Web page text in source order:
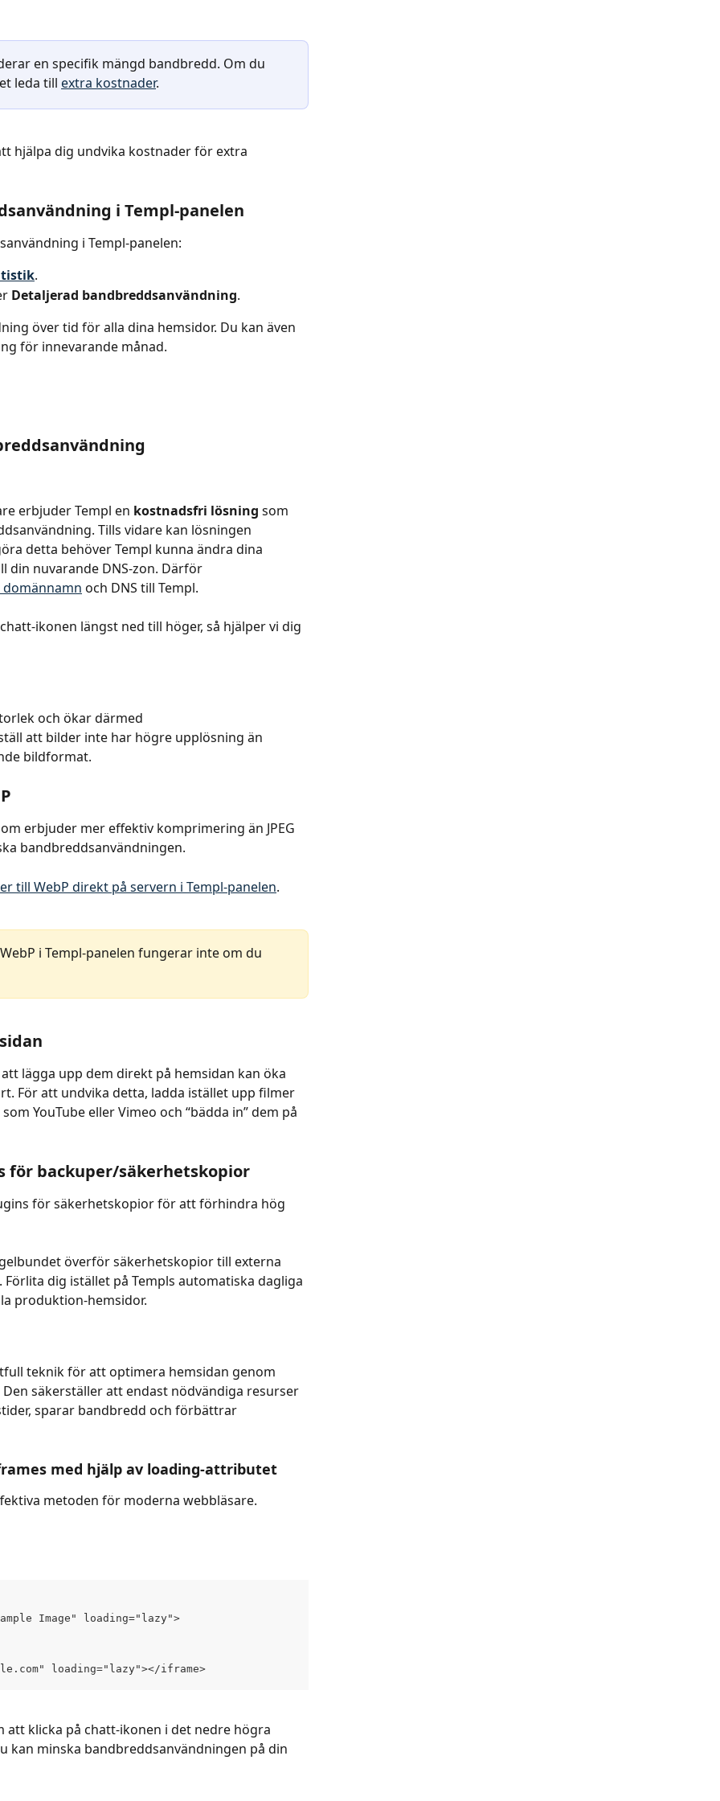
en specifik mängd bandbredd. Om du
leda till extra kostnader.
hjälpa dig undvika kostnader för extra
i Templ-panelen
i Templ-panelen:
.
Detaljerad bandbreddsanvändning.
över tid för alla dina hemsidor. Du kan även
för innevarande månad.
erbjuder Templ en kostnadsfri lösning som
Tills vidare kan lösningen
detta behöver Templ kunna ändra dina
din nuvarande DNS-zon. Därför
och DNS till Templ.
ikonen längst ned till höger, så hjälper vi dig
och ökar därmed
att bilder inte har högre upplösning än
bildformat.
erbjuder mer effektiv komprimering än JPEG
bandbreddsanvändningen.
till WebP direkt på servern i Templ-panelen.
i Templ-panelen fungerar inte om du
lägga upp dem direkt på hemsidan kan öka
För att undvika detta, ladda istället upp filmer
YouTube eller Vimeo och “bädda in” dem på
för backuper/säkerhetskopior
för säkerhetskopior för att förhindra hög
överför säkerhetskopior till externa
dig istället på Templs automatiska dagliga
produktion-hemsidor.
teknik för att optimera hemsidan genom
säkerställer att endast nödvändiga resurser
sparar bandbredd och förbättrar
med hjälp av loading-attributet
metoden för moderna webbläsare.
Image" loading="lazy">
loading="lazy"></iframe>
att klicka på chatt-ikonen i det nedre högra
kan minska bandbreddsanvändningen på din